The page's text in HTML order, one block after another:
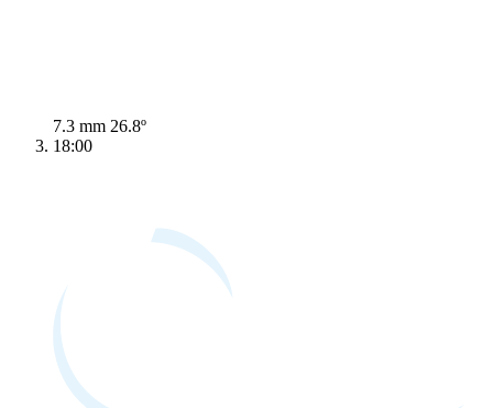
7.3 mm 26.8º
18:00